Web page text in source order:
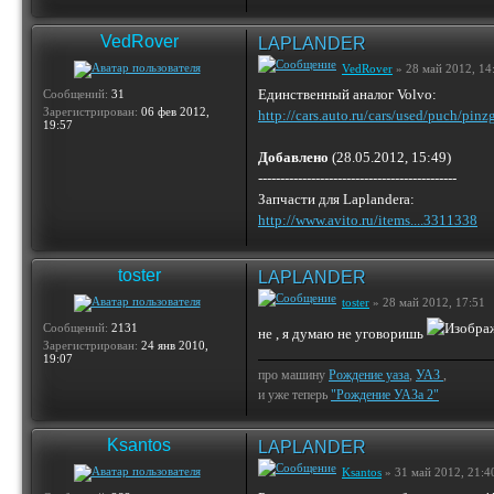
VedRover
Сообщений: 31
Зарегистрирован: 06 фев 2012,
19:57
LAPLANDER
VedRover » 28 май 2012,
Единственный аналог Volvo:
http://cars.auto.ru/cars/used/puch/
Добавлено (28.05.2012, 15:49)
---------------------------------------------
Запчасти для Laplandera:
http://www.avito.ru/items....3311338
toster
Сообщений: 2131
Зарегистрирован: 24 янв 2010,
19:07
LAPLANDER
toster » 28 май 2012, 17:51
не , я думаю не уговоришь
про машину Рождение уаза, УАЗ ,
и уже теперь "Рождение УАЗа 2"
Ksantos LAPLANDER
Ksantos » 31 май 2012,